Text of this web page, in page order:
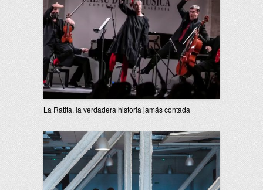
La Ratita, la verdadera historia jamás contada